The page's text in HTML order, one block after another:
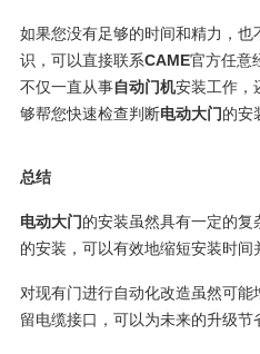
如果您没有足够的时间和精力，
识，可以直接联系CAME官方任意
不仅一直从事自动门机安装工作，
够帮您快速检查判断电动大门的安
总结
电动大门的安装虽然具有一定的
的安装，可以有效地缩短安装时间
对现有门进行自动化改造虽然可
留电缆接口，可以为未来的升级节